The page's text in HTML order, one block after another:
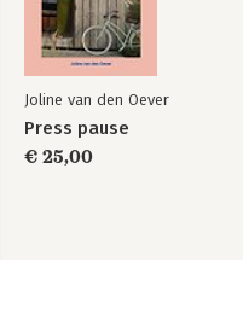
Joline van den Oever
Press pause
€ 25,00